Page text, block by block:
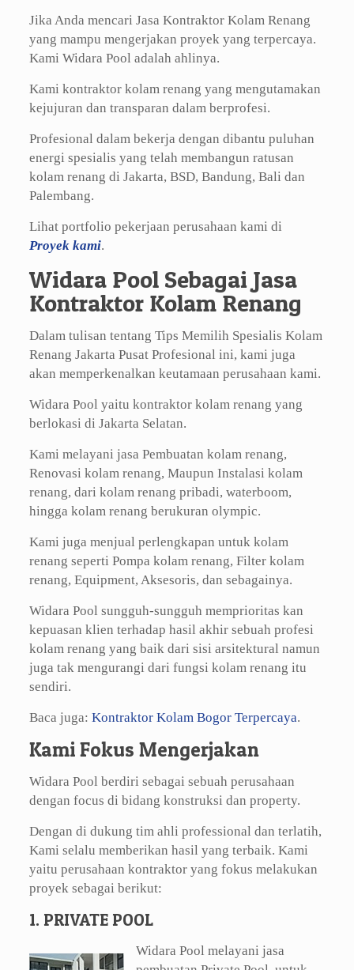
Jika Anda mencari Jasa Kontraktor Kolam Renang
yang mampu mengerjakan proyek yang terpercaya.
Kami Widara Pool adalah ahlinya.
Kami kontraktor kolam renang yang mengutamakan
kejujuran dan transparan dalam berprofesi.
Profesional dalam bekerja dengan dibantu puluhan
energi spesialis yang telah membangun ratusan
kolam renang di Jakarta, BSD, Bandung, Bali dan
Palembang.
Lihat portfolio pekerjaan perusahaan kami di
Proyek kami.
Widara Pool Sebagai Jasa
Kontraktor Kolam Renang
Dalam tulisan tentang Tips Memilih Spesialis Kolam
Renang Jakarta Pusat Profesional ini, kami juga
akan memperkenalkan keutamaan perusahaan kami.
Widara Pool yaitu kontraktor kolam renang yang
berlokasi di Jakarta Selatan.
Kami melayani jasa Pembuatan kolam renang,
Renovasi kolam renang, Maupun Instalasi kolam
renang, dari kolam renang pribadi, waterboom,
hingga kolam renang berukuran olympic.
Kami juga menjual perlengkapan untuk kolam
renang seperti Pompa kolam renang, Filter kolam
renang, Equipment, Aksesoris, dan sebagainya.
Widara Pool sungguh-sungguh memprioritas kan
kepuasan klien terhadap hasil akhir sebuah profesi
kolam renang yang baik dari sisi arsitektural namun
juga tak mengurangi dari fungsi kolam renang itu
sendiri.
Baca juga: Kontraktor Kolam Bogor Terpercaya.
Kami Fokus Mengerjakan
Widara Pool berdiri sebagai sebuah perusahaan
dengan focus di bidang konstruksi dan property.
Dengan di dukung tim ahli professional dan terlatih,
Kami selalu memberikan hasil yang terbaik. Kami
yaitu perusahaan kontraktor yang fokus melakukan
proyek sebagai berikut:
1. PRIVATE POOL
Widara Pool melayani jasa